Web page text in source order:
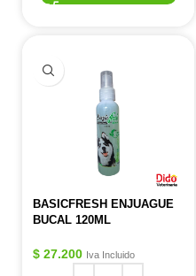
BASICFRESH ENJUAGUE
BUCAL 120ML
$ 27.200 Iva Incluido